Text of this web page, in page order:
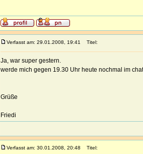
Verfasst am: 29.01.2008, 19:41 Titel:
Ja, war super gestern.
werde mich gegen 19.30 Uhr heute nochmal im
Grüße
Friedi
Verfasst am: 30.01.2008, 20:48 Titel: